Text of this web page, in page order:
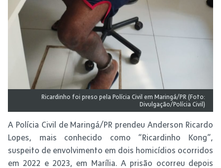
Ricardinho foi preso pela Polícia Civil em Maringá/PR (Foto:
Divulgação/Polícia Civil)
A Polícia Civil de Maringá/PR prendeu Anderson Ricardo
Lopes, mais conhecido como “Ricardinho Kong”,
suspeito de envolvimento em dois homicídios ocorridos
em 2022 e 2023, em Marília. A prisão ocorreu depois